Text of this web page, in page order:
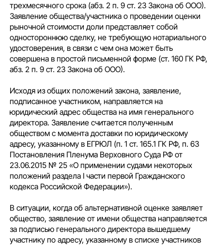
трехмесячного срока (абз. 2 п. 9 ст. 23 Закона об ООО).
Заявление общества/участника о проведении оценки
рыночной стоимости доли представляет собой
одностороннюю сделку, не требующую нотариального
удостоверения, в связи с чем она может быть
совершена в простой письменной форме (ст. 160 ГК РФ,
абз. 2 п. 9 ст. 23 Закона об ООО).
Исходя из общих положений закона, заявление,
подписанное участником, направляется на
юридический адрес общества на имя генерального
директора. Заявление считается полученным
обществом с момента доставки по юридическому
адресу, указанному в ЕГРЮЛ (п. 1 ст. 165.1 ГК РФ, п. 63
Постановления Пленума Верховного Суда РФ от
23.06.2015 № 25 «О применении судами некоторых
положений раздела I части первой Гражданского
кодекса Российской Федерации»).
В ситуации, когда об альтернативной оценке заявляет
общество, заявление от имени общества направляется
за подписью генерального директора вышедшему
участнику по адресу, указанному в списке участников